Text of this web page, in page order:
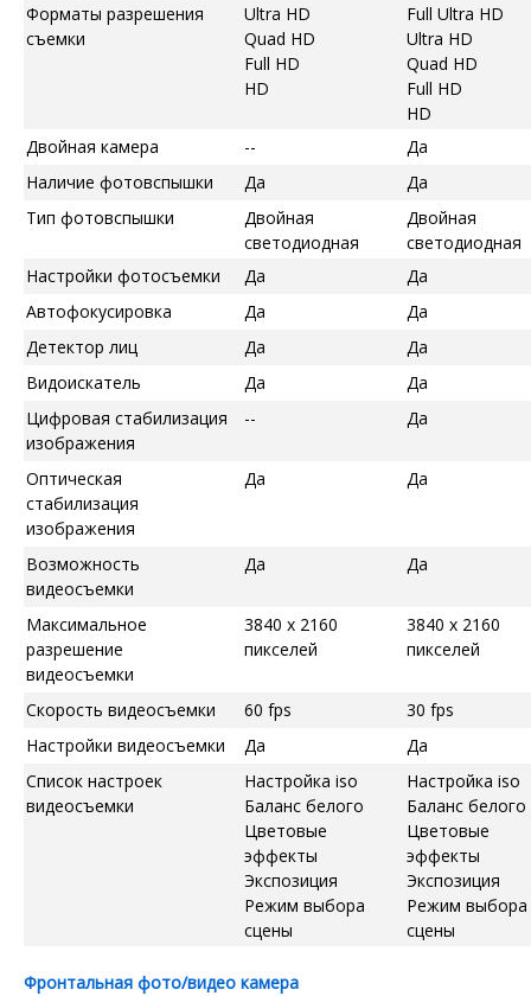
Форматы разрешения
съемки
Ultra HD
Quad HD
Full HD
HD
Full Ultra HD
Ultra HD
Quad HD
Full HD
HD
Двойная камера
--
Да
Наличие фотовспышки
Да
Да
Тип фотовспышки
Двойная
светодиодная
Двойная
светодиодная
Настройки фотосъемки
Да
Да
Автофокусировка
Да
Да
Детектор лиц
Да
Да
Видоискатель
Да
Да
Цифровая стабилизация
изображения
-- Да
Оптическая
стабилизация
изображения
Да Да
Возможность
видеосъемки
Да Да
Максимальное
разрешение
видеосъемки
3840 x 2160
пикселей
3840 x 2160
пикселей
Скорость видеосъемки 60 fps
30 fps
Настройки видеосъемки
Да
Да
Список настроек
видеосъемки
Настройка iso
Баланс белого
Цветовые
эффекты
Экспозиция
Режим выбора
сцены
Настройка iso
Баланс белого
Цветовые
эффекты
Экспозиция
Режим выбора
сцены
Фронтальная фото/видео камера